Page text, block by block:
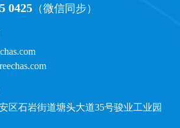
0425 （微信同步）
区石岩街道塘头大道35号骏业工业园